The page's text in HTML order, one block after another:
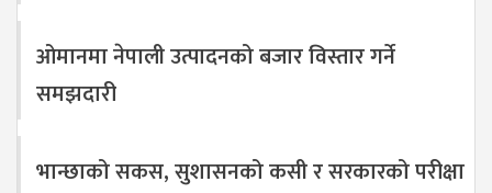
ओमानमा नेपाली उत्पादनको बजार विस्तार गर्ने
समझदारी
भान्छाको सकस, सुशासनको कसी र सरकारको परीक्षा